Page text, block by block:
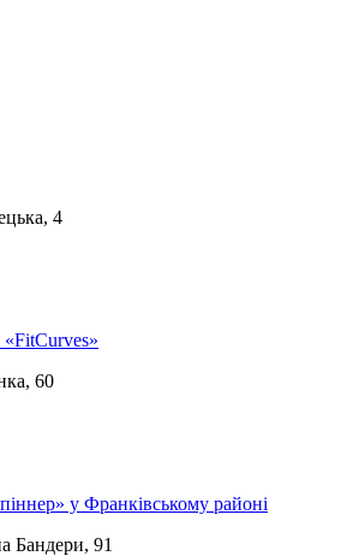
4
60
у Франківському районі
Бандери, 91